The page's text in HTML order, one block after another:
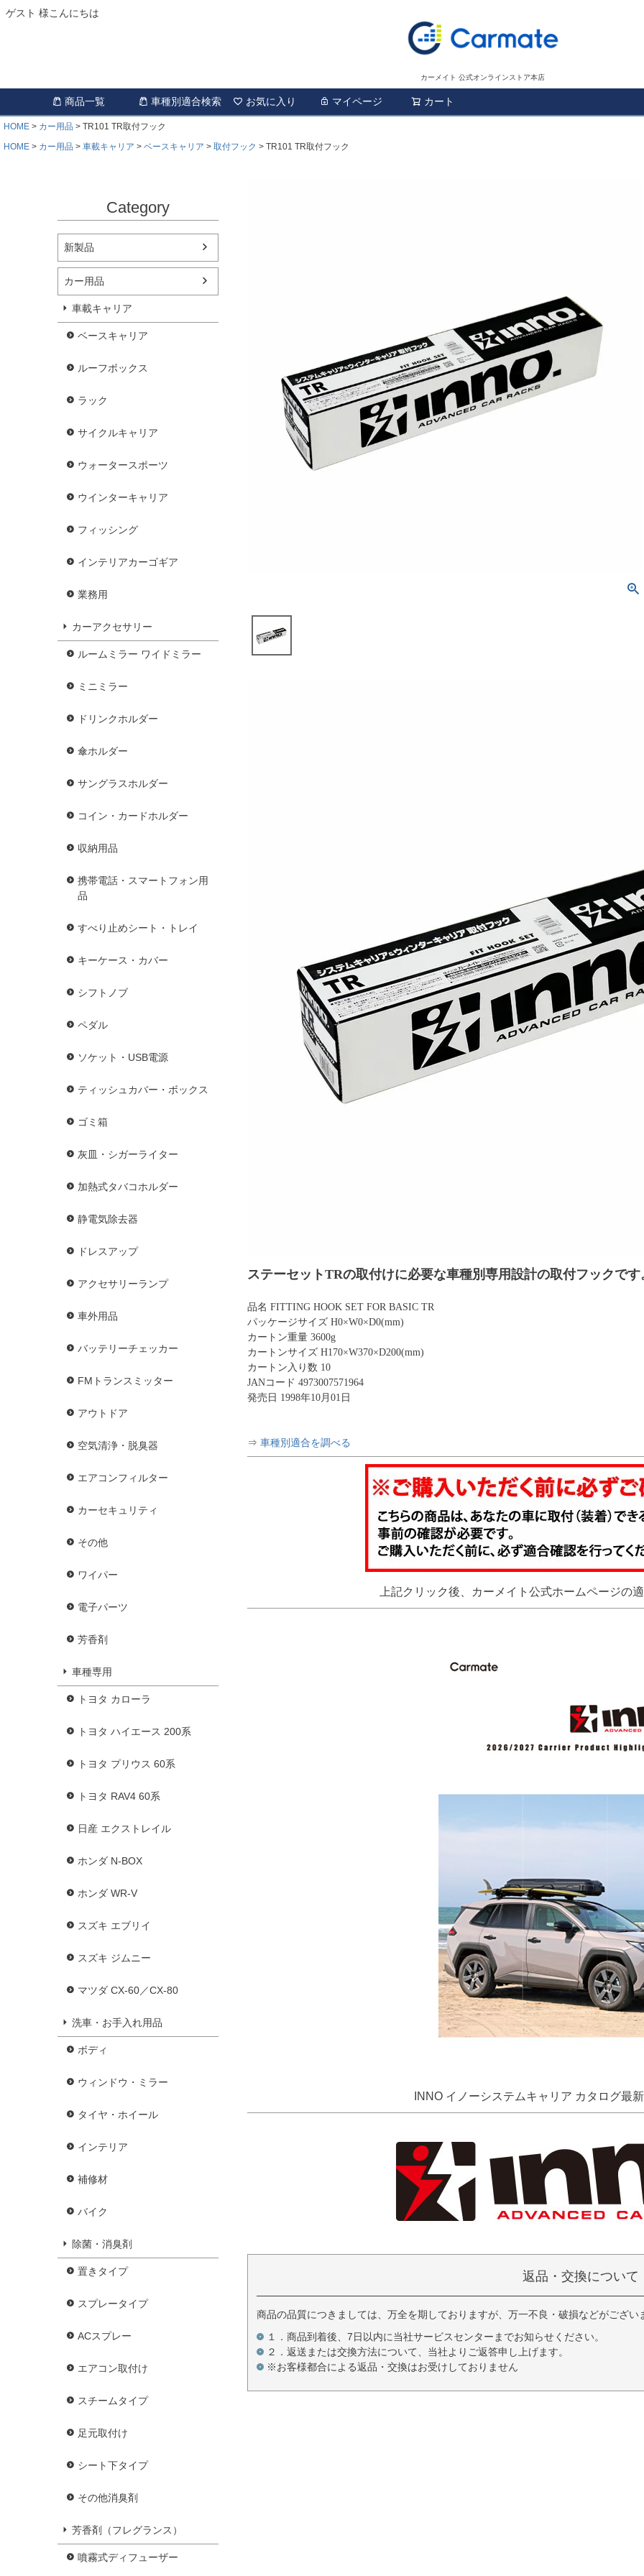
ゲスト 様こんにちは
カーメイト 公式オンラインストア本店
商品一覧 車種別適合検索 お気に入り マイページ カート
HOME カー用品
TR101 TR取付フック
HOME
カー用品 車載キャリア ベースキャリア 取付フック TR101 TR取付フック
Category
新製品
カー用品
車載キャリア
ベースキャリア
ルーフボックス
ラック
サイクルキャリア
ウォータースポーツ
ウインターキャリア
フィッシング
インテリアカーゴギア
業務用
カーアクセサリー
ルームミラー ワイドミラー
ミニミラー
ドリンクホルダー
傘ホルダー
サングラスホルダー
コイン・カードホルダー
収納用品
携帯電話・スマートフォン用
品
すべり止めシート・トレイ
キーケース・カバー
シフトノブ
ペダル
ソケット・USB電源
ティッシュカバー・ボックス
ゴミ箱
灰皿・シガーライター
加熱式タバコホルダー
静電気除去器
ドレスアップ
アクセサリーランプ
車外用品
バッテリーチェッカー
FMトランスミッター
アウトドア
空気清浄・脱臭器
エアコンフィルター
カーセキュリティ
その他
ワイパー
電子パーツ
芳香剤
車種専用
トヨタ カローラ
トヨタ ハイエース 200系
トヨタ プリウス 60系
トヨタ RAV4 60系
日産 エクストレイル
ホンダ N-BOX
ホンダ WR-V
スズキ エブリイ
スズキ ジムニー
マツダ CX-60／CX-80
洗車・お手入れ用品
ボディ
ウィンドウ・ミラー
タイヤ・ホイール
インテリア
補修材
バイク
除菌・消臭剤
置きタイプ
スプレータイプ
ACスプレー
エアコン取付け
スチームタイプ
足元取付け
シート下タイプ
その他消臭剤
芳香剤（フレグランス）
噴霧式ディフューザー
ステーセットTRの取付けに必要な車種別専用設計の取付フックです
品名 FITTING HOOK SET FOR BASIC TR
パッケージサイズ H0×W0×D0(mm)
カートン重量 3600g
カートンサイズ H170×W370×D200(mm)
カートン入り数 10
JANコード 4973007571964
発売日 1998年10月01日
⇒ 車種別適合を調べる
上記クリック後、カーメイト公式ホームページの
INNO イノーシステムキャリア カタログ最
返品・交換について
商品の品質につきましては、万全を期しておりますが、万一不良・破損などがござ
１．商品到着後、7日以内に当社サービスセンターまでお知らせください。
２．返送または交換方法について、当社よりご返答申し上げます。
※お客様都合による返品・交換はお受けしておりません